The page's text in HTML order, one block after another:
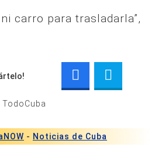
carro para trasladarla”,
- Noticias de Cuba